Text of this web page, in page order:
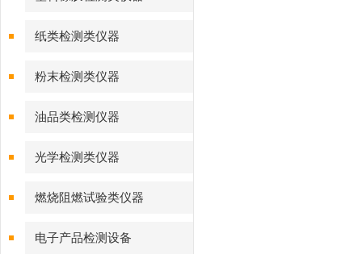
纸类检测类仪器
粉末检测类仪器
油品类检测仪器
光学检测类仪器
燃烧阻燃试验类仪器
电子产品检测设备